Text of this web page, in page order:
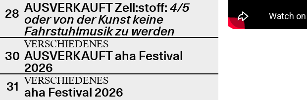
28 AUSVERKAUFT Zell:stoff: 4/5
oder von der Kunst keine
Fahrstuhlmusik zu werden
30
VERSCHIEDENES
AUSVERKAUFT aha Festival
2026
31 VERSCHIEDENES
aha Festival 2026